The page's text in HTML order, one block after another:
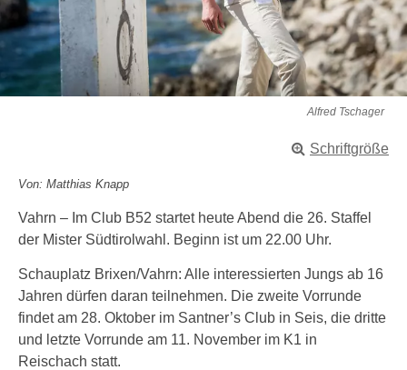
Alfred Tschager
Schriftgröße
Von: Matthias Knapp
Vahrn – Im Club B52 startet heute Abend die 26. Staffel
der Mister Südtirolwahl. Beginn ist um 22.00 Uhr.
Schauplatz Brixen/Vahrn: Alle interessierten Jungs ab 16
Jahren dürfen daran teilnehmen. Die zweite Vorrunde
findet am 28. Oktober im Santner’s Club in Seis, die dritte
und letzte Vorrunde am 11. November im K1 in
Reischach statt.